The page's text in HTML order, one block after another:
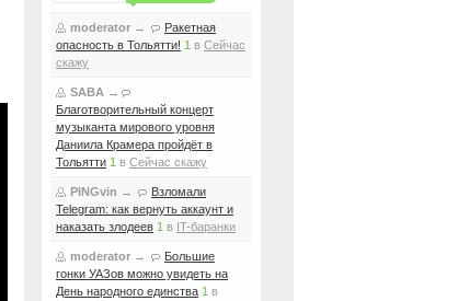
moderator →
Ракетная
опасность в Тольятти! 1 в Сейчас
скажу
SABA →
Благотворительный концерт
музыканта мирового уровня
Даниила Крамера пройдёт в
Тольятти 1 в Сейчас скажу
PINGvin →
Взломали
Telegram: как вернуть аккаунт и
наказать злодеев 1 в IT-баранки
moderator →
Большие
гонки УАЗов можно увидеть на
День народного единства 1 в